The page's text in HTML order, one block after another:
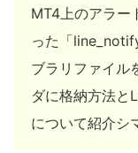
MT4上のアラー
った「
ブラリファイル
ダに格納方法
について紹介シ